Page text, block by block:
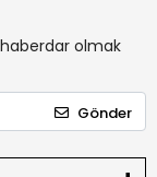
olmak
Gönder